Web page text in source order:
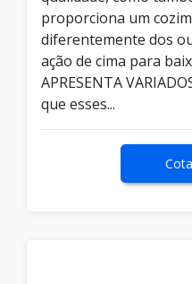
proporciona um
diferentemente dos
ação de cima para
APRESENTA
que esses...